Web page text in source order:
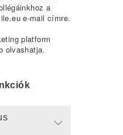
a
e-mail címre.
platform
olvashatja.